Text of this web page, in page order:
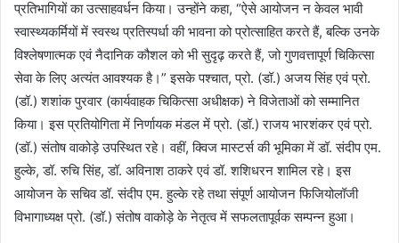
प्रतिभागियों का उत्साहवर्धन किया। उन्होंने कहा, “ऐसे आयोजन न केवल भावी
स्वास्थ्यकर्मियों में स्वस्थ प्रतिस्पर्धा की भावना को प्रोत्साहित करते हैं, बल्कि उनके
विश्लेषणात्मक एवं नैदानिक कौशल को भी सुदृढ़ करते हैं, जो गुणवत्तापूर्ण चिकित्सा
सेवा के लिए अत्यंत आवश्यक है।” इसके पश्चात, प्रो. (डॉ.) अजय सिंह एवं प्रो.
(डॉ.) शशांक पुरवार (कार्यवाहक चिकित्सा अधीक्षक) ने विजेताओं को सम्मानित
किया। इस प्रतियोगिता में निर्णायक मंडल में प्रो. (डॉ.) राजय भारशंकर एवं प्रो.
(डॉ.) संतोष वाकोड़े उपस्थित रहे। वहीं, क्विज मास्टर्स की भूमिका में डॉ. संदीप एम.
हुल्के, डॉ. रुचि सिंह, डॉ. अविनाश ठाकरे एवं डॉ. शशिधरन शामिल रहे। इस
आयोजन के सचिव डॉ. संदीप एम. हुल्के रहे तथा संपूर्ण आयोजन फिजियोलॉजी
विभागाध्यक्ष प्रो. (डॉ.) संतोष वाकोड़े के नेतृत्व में सफलतापूर्वक सम्पन्न हुआ।